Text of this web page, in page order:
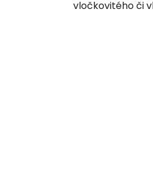
vločkovitého či